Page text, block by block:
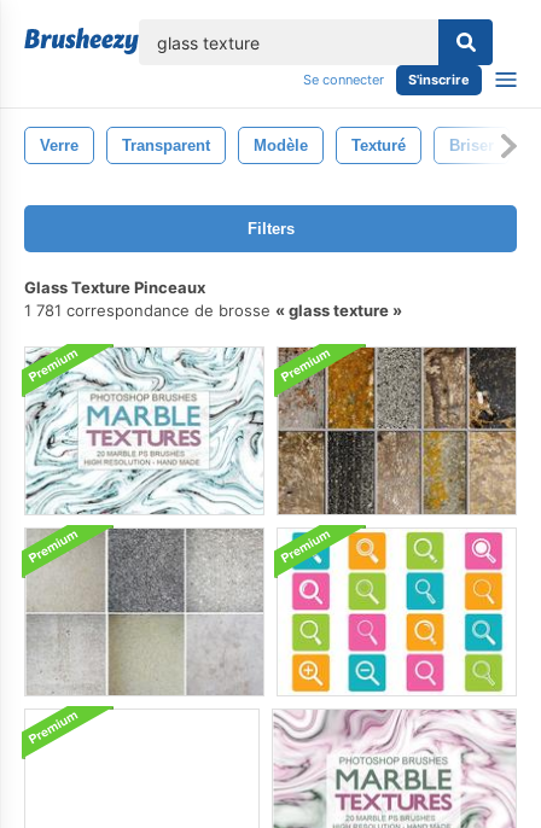
Se connecter S'inscrire
Verre Transparent Modèle Texturé Briser
Filters
Glass Texture Pinceaux
1 781 correspondance de brosse
glass texture